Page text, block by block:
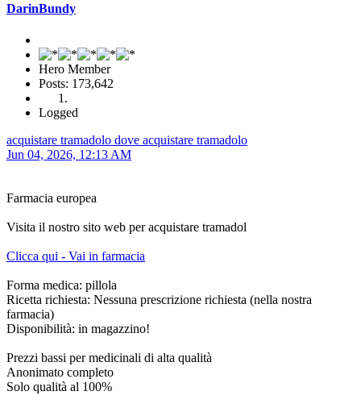
DarinBundy
Hero Member
Posts: 173,642
Logged
acquistare tramadolo dove acquistare tramadolo
Jun 04, 2026, 12:13 AM
Farmacia europea
Visita il nostro sito web per acquistare tramadol
Clicca qui - Vai in farmacia
Forma medica: pillola
Ricetta richiesta: Nessuna prescrizione richiesta (nella nostra
farmacia)
Disponibilità: in magazzino!
Prezzi bassi per medicinali di alta qualità
Anonimato completo
Solo qualità al 100%